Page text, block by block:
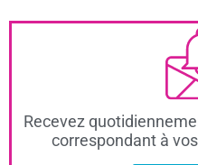
Recevez
correspondant à